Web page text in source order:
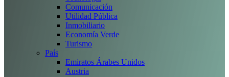
Comunicación
Utilidad Pública
Inmobiliario
Economía Verde
Turismo
País
Emiratos Árabes Unidos
Austria